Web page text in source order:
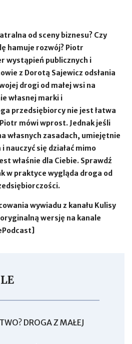
od sceny biznesu? Czy
hamuje rozwój? Piotr
wystąpień publicznych i
z Dorotą Sajewicz odsłania
drogi od małej wsi na
własnej marki i
przedsiębiorcy nie jest łatwa
mówi wprost. Jednak jeśli
własnych zasadach, umiejętnie
nauczyć się działać mimo
właśnie dla Ciebie. Sprawdź
w praktyce wygląda droga od
wywiadu z kanału Kulisy
wersję na kanale
DROGA Z MAŁEJ